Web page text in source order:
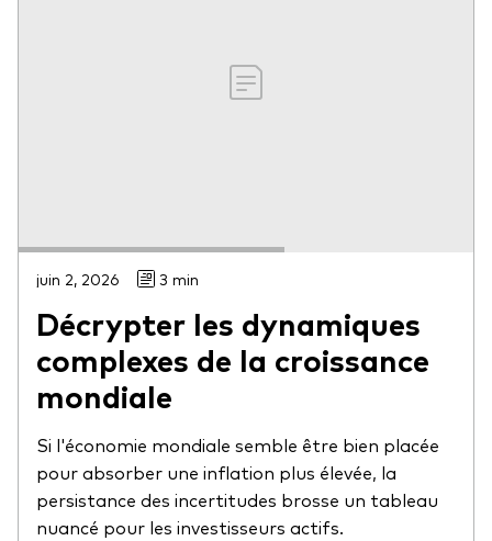
juin 2, 2026 3 min
Décrypter les dynamiques
complexes de la croissance
mondiale
Si l'économie mondiale semble être bien placée
pour absorber une inflation plus élevée, la
persistance des incertitudes brosse un tableau
nuancé pour les investisseurs actifs.